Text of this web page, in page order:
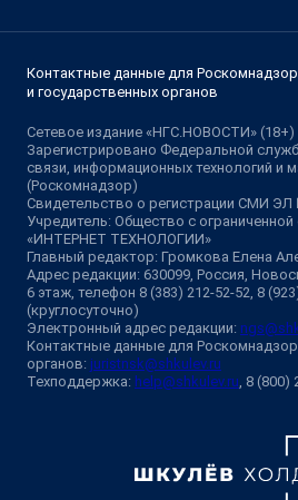
Контактные данные для
и государственных органов
Сетевое издание «НГС.НОВОСТИ» (18+)
Зарегистрировано Федеральной
связи, информационных технологий и
(Роскомнадзор)
Свидетельство о регистрации СМИ
Учредитель: Общество с
«ИНТЕРНЕТ ТЕХНОЛОГИИ»
Главный редактор: Громкова Елена
Адрес редакции: 630099, Россия,
6 этаж, телефон 8 (383) 212-52-52, 8
(круглосуточно)
Электронный адрес редакции:
Контактные данные для
органов: juristnsk@shkulev.ru
Техподдержка: help@shkulev.ru, 8 (800)